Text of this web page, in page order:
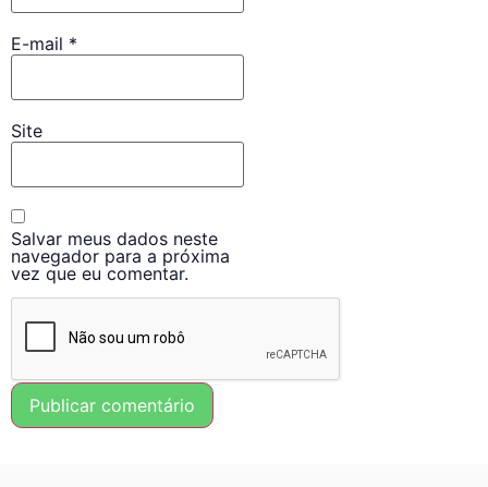
E-mail *
Site
Salvar meus dados neste
navegador para a próxima
vez que eu comentar.